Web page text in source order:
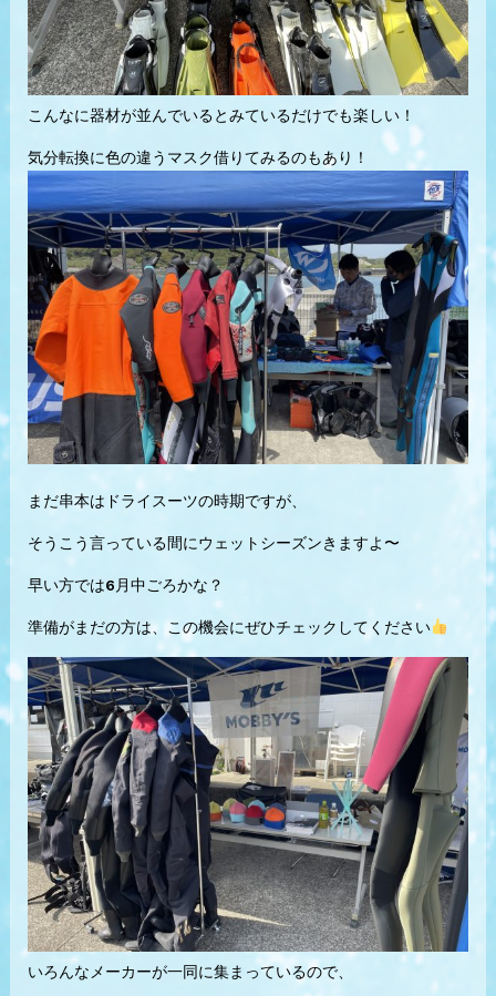
こんなに器材が並んでいるとみているだけでも楽しい！
気分転換に色の違うマスク借りてみるのもあり！
まだ串本はドライスーツの時期ですが、
そうこう言っている間にウェットシーズンきますよ〜
早い方では6月中ごろかな？
準備がまだの方は、この機会にぜひチェックしてください
いろんなメーカーが一同に集まっているので、